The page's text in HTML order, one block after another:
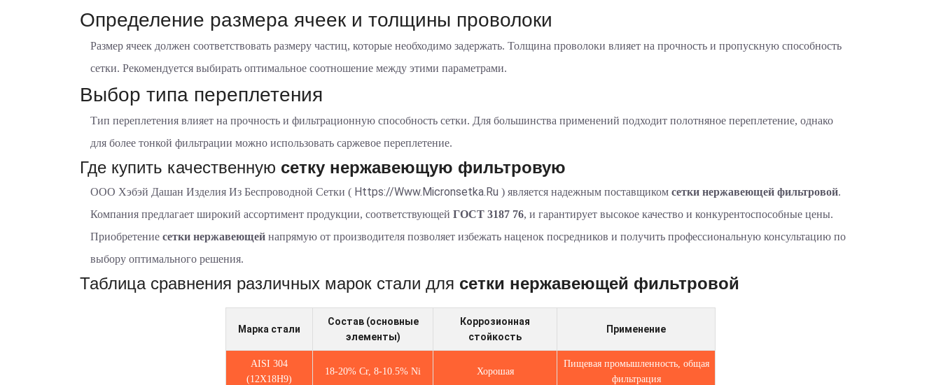
Определение размера ячеек и толщины проволоки
Размер ячеек должен соответствовать размеру частиц, которые необходимо задержать. Толщина проволоки влияет на прочность и пропускную способность
сетки. Рекомендуется выбирать оптимальное соотношение между этими параметрами.
Выбор типа переплетения
Тип переплетения влияет на прочность и фильтрационную способность сетки. Для большинства применений подходит полотняное переплетение, однако
для более тонкой фильтрации можно использовать саржевое переплетение.
Где купить качественную сетку нержавеющую фильтровую
ООО Хэбэй Дашан Изделия Из Беспроводной Сетки ( Https://www.micronsetka.ru ) является надежным поставщиком сетки нержавеющей фильтровой.
Компания предлагает широкий ассортимент продукции, соответствующей ГОСТ 3187 76, и гарантирует высокое качество и конкурентоспособные цены.
Приобретение сетки нержавеющей напрямую от производителя позволяет избежать наценок посредников и получить профессиональную консультацию по
выбору оптимального решения.
Таблица сравнения различных марок стали для сетки нержавеющей фильтровой
Марка стали
Состав (основные
элементы)
Коррозионная
стойкость
Применение
AISI 304
(12Х18Н9)
18-20% Cr, 8-10.5% Ni Хорошая
Пищевая промышленность, общая
фильтрация